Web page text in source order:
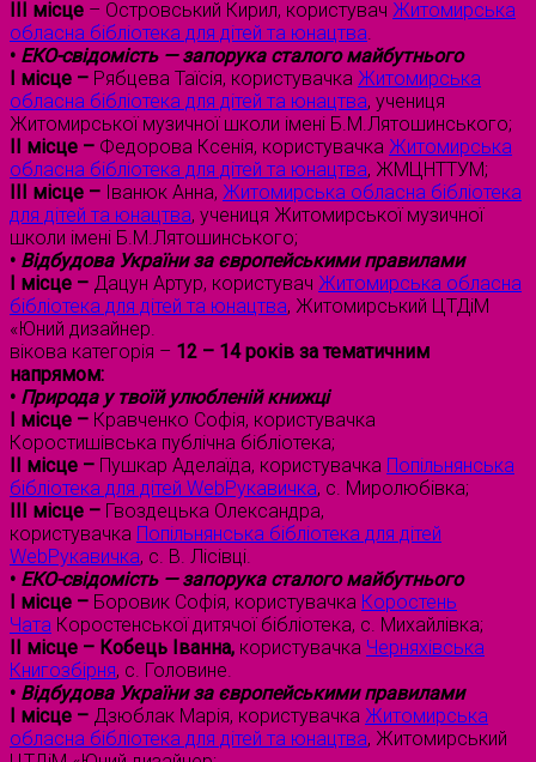
III місце – Островський Кирил, користувач Житомирська
обласна бібліотека для дітей та юнацтва.
• ЕКО-свідомість — запорука сталого майбутнього
I місце – Рябцева Таїсія, користувачка Житомирська
обласна бібліотека для дітей та юнацтва, учениця
Житомирської музичної школи імені Б.М.Лятошинського;
II місце – Федорова Ксенія, користувачка Житомирська
обласна бібліотека для дітей та юнацтва, ЖМЦНТТУМ;
III місце – Іванюк Анна, Житомирська обласна бібліотека
для дітей та юнацтва, учениця Житомирської музичної
школи імені Б.М.Лятошинського;
• Відбудова України за європейськими правилами
I місце – Дацун Артур, користувач Житомирська обласна
бібліотека для дітей та юнацтва, Житомирський ЦТДіМ
«Юний дизайнер.
вікова категорія – 12 – 14 років за тематичним
напрямом:
• Природа у твоїй улюбленій книжці
I місце – Кравченко Софія, користувачка
Коростишівська публічна бібліотека;
II місце – Пушкар Аделаїда, користувачка Попільнянська
бібліотека для дітей WebРукавичка, с. Миролюбівка;
III місце – Гвоздецька Олександра,
користувачка Попільнянська бібліотека для дітей
WebРукавичка, с. В. Лісівці.
• ЕКО-свідомість — запорука сталого майбутнього
I місце – Боровик Софія, користувачка Коростень
Чата Коростенської дитячої бібліотека, с. Михайлівка;
II місце – Кобець Іванна, користувачка Черняхівська
Книгозбірня, с. Головине.
• Відбудова України за європейськими правилами
I місце – Дзюблак Марія, користувачка Житомирська
обласна бібліотека для дітей та юнацтва, Житомирський